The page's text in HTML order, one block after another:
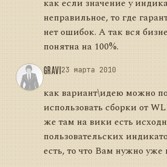
как если значение у
неправильное, то где
нет ошибок. А так вся
понятна на 100%.
GRAVI 23 марта 2010
как вариант\идею можно
использовать сборки от
же там на вики есть
пользовательских
есть, то что Вам нужно уже